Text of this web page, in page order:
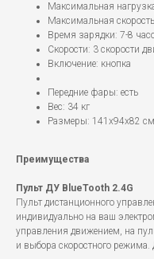
Максимальная
Максимальная
Время зарядки: 7-8
Скорости: 3 скорости
Включение: кнопка
Передние фары: есть
Вес: 34 кг
Размеры: 141x94x82 см
Преимущества
Пульт ДУ BlueTooth 2.4G
Пульт дистанционного
индивидуально на ваш
управления движением, на
и выбора скоростного режима.